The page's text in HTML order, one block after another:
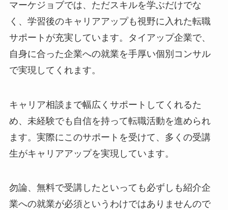
マーケジョブでは、ただスキルを学ぶだけでな
く、学習後のキャリアアップも視野に入れた転職
サポートが充実しています。タイアップ企業で、
自身に合った企業への就業を手厚い個別コンサル
で実現してくれます。
キャリア相談まで幅広くサポートしてくれるた
め、未経験でも自信を持って転職活動を進められ
ます。実際にこのサポートを受けて、多くの受講
生がキャリアアップを実現しています。
勿論、無料で受講したといっても必ずしも紹介企
業への就業が必須というわけではありませんので